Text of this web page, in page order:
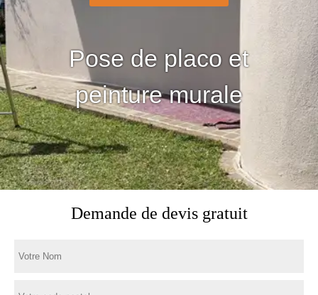
Pose de placo et
peinture murale
Demande de devis gratuit